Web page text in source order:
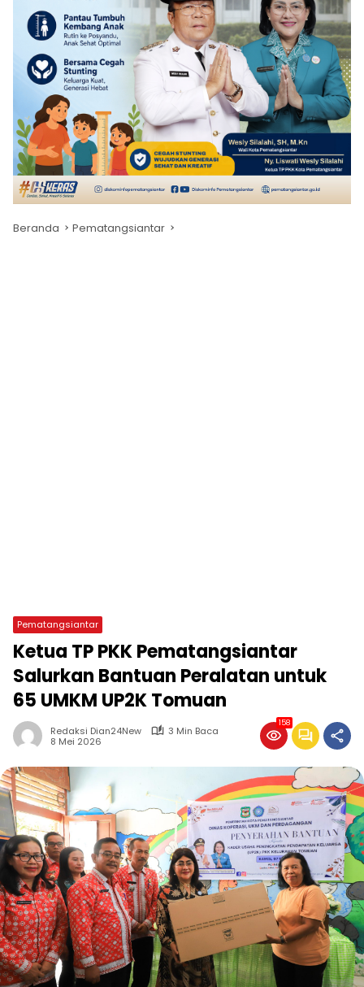
Beranda Pematangsiantar
Pematangsiantar
Ketua TP PKK Pematangsiantar
Salurkan Bantuan Peralatan untuk
65 UMKM UP2K Tomuan
Redaksi Dian24New
3 Min Baca
8 Mei 2026
158